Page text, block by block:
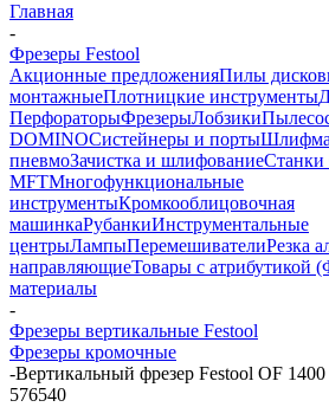
Главная
-
Фрезеры Festool
Акционные предложенияПилы
монтажныеПлотницкие инструменты
ПерфораторыФрезерыЛобзики
DOMINOСистейнеры и порты
пневмоЗачистка и шлифованиеСтанки
MFTМногофункциональные
инструментыКромкооблицовочная
машинкаРубанкиИнструментальные
центрыЛампыПеремешивателиРезка
направляющиеТовары с атрибутикой
материалы
-
Фрезеры вертикальные Festool
Фрезеры кромочные
-Вертикальный фрезер Festool OF
576540